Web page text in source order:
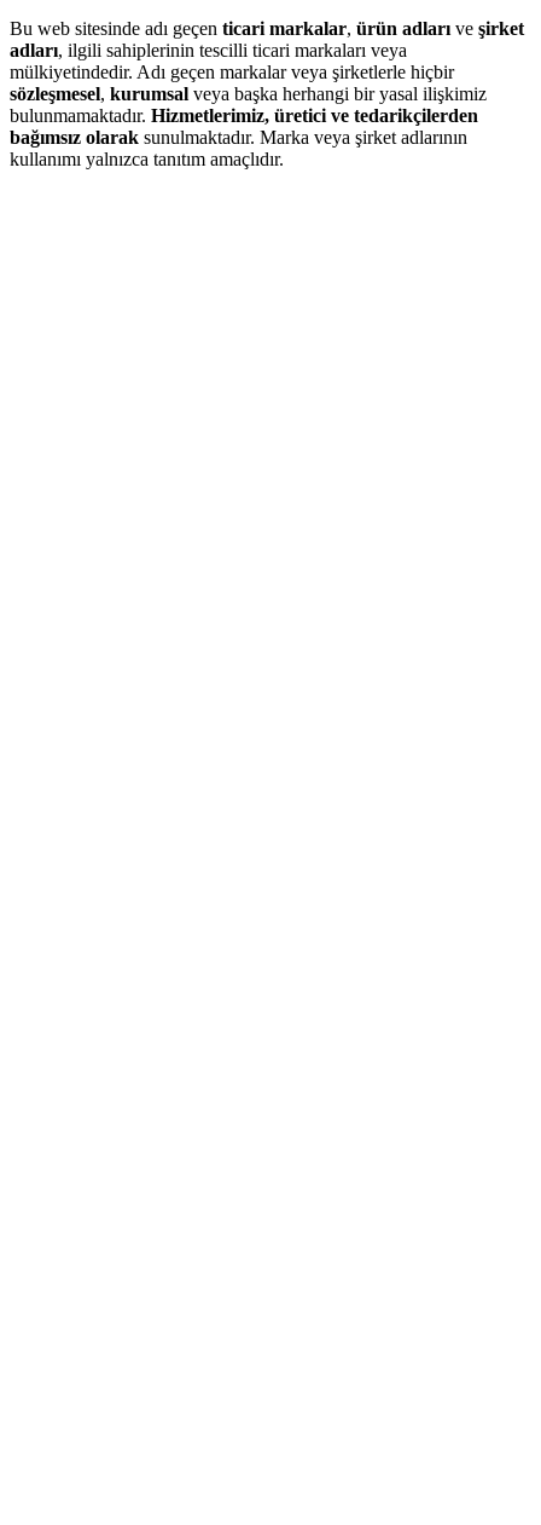
Bu web sitesinde adı geçen ticari markalar, ürün adları ve şirket
adları, ilgili sahiplerinin tescilli ticari markaları veya
mülkiyetindedir. Adı geçen markalar veya şirketlerle hiçbir
sözleşmesel, kurumsal veya başka herhangi bir yasal ilişkimiz
bulunmamaktadır. Hizmetlerimiz, üretici ve tedarikçilerden
bağımsız olarak sunulmaktadır. Marka veya şirket adlarının
kullanımı yalnızca tanıtım amaçlıdır.